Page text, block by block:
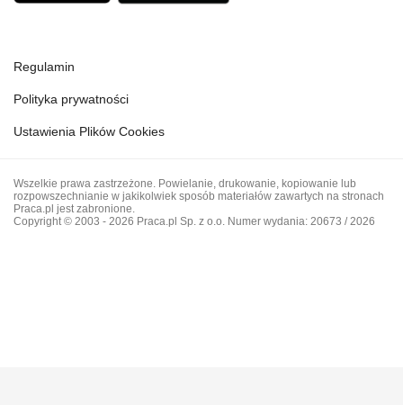
Regulamin
Polityka prywatności
Ustawienia Plików Cookies
Wszelkie prawa zastrzeżone. Powielanie, drukowanie, kopiowanie lub
rozpowszechnianie w jakikolwiek sposób materiałów zawartych na stronach
Praca.pl jest zabronione.
Copyright © 2003 - 2026 Praca.pl Sp. z o.o. Numer wydania: 20673 / 2026